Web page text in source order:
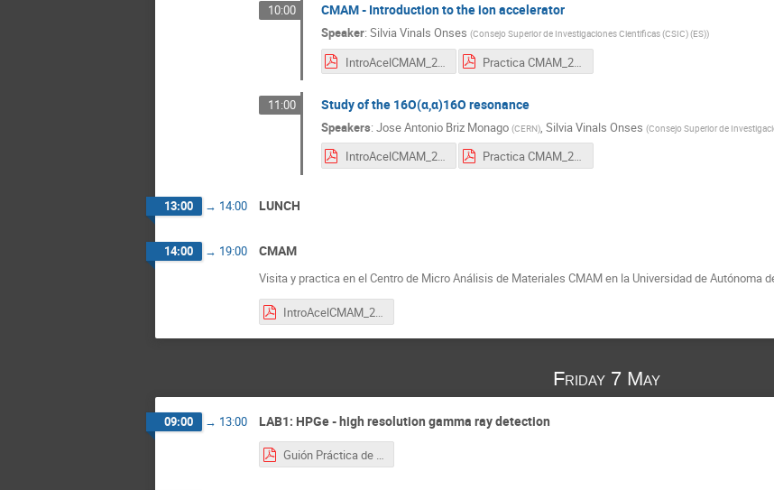
10:00 CMAM - Introduction to the ion accelerator
Speaker: Silvia Vinals Onses (Consejo Superior de Investigaciones Cientificas (CSIC) (ES))
IntroAcelCMAM_2021.pdf
11:00 Study of the 16O(α,α)16O resonance
Speakers: Jose Antonio Briz Monago (CERN), Silvia Vinals Onses (Consejo Superior de
IntroAcelCMAM_2021.pdf Practica CMAM_2021.pdf
13:00 → 14:00 LUNCH
14:00 → 19:00 CMAM
Visita y practica en el Centro de Micro Análisis de Materiales CMAM en la Universidad de Autónoma
IntroAcelCMAM_2021.pdf
Friday 7 May
09:00 → 13:00 LAB1: HPGe - high resolution gamma ray detection
Guión Práctica de HPGe.pdf